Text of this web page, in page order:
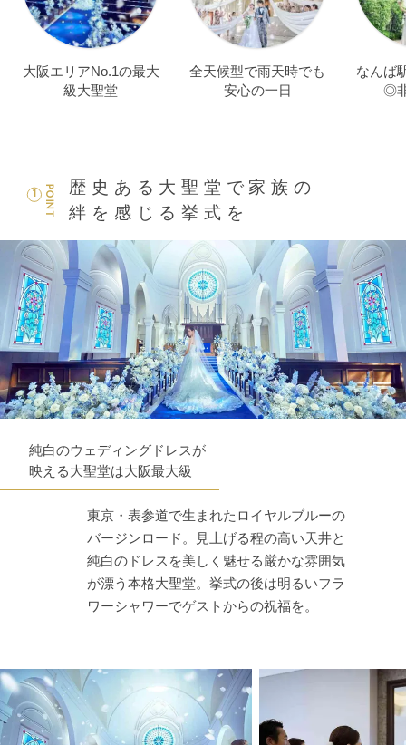
大阪エリアNo.1の最大
級大聖堂
全天候型で雨天時でも
安心の一日
なんば
◎
POINT
1
歴史ある大聖堂で家族の
絆を感じる挙式を
純白のウェディングドレスが
映える大聖堂は大阪最大級
東京・表参道で生まれたロイヤルブルーの
バージンロード。見上げる程の高い天井と
純白のドレスを美しく魅せる厳かな雰囲気
が漂う本格大聖堂。挙式の後は明るいフラ
ワーシャワーでゲストからの祝福を。